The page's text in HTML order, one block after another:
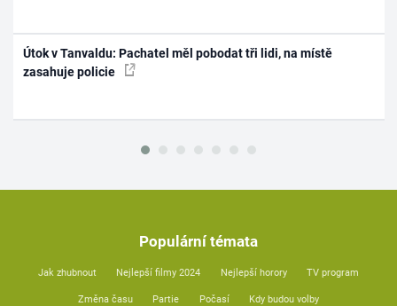
Útok v Tanvaldu: Pachatel měl pobodat tři lidi, na místě
zasahuje policie
Populární témata
Jak zhubnout Nejlepší filmy 2024 Nejlepší horory TV program
Změna času Partie Počasí Kdy budou volby